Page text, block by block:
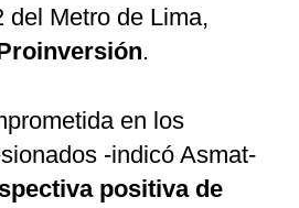
del Metro de Lima,
.
en los
-indicó Asmat-
positiva de